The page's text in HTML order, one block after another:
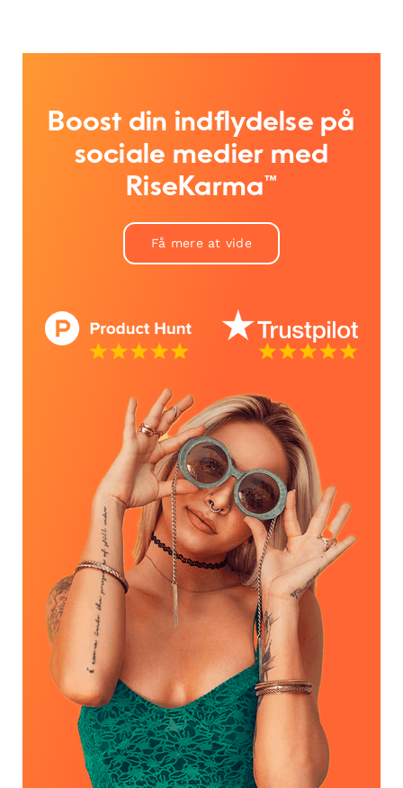
Boost din indflydelse på
sociale medier med
RiseKarma™
Få mere at vide